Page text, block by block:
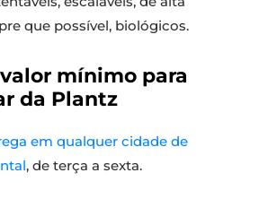
que possível, biológicos.
mínimo para
da Plantz
em qualquer cidade de
, de terça a sexta.